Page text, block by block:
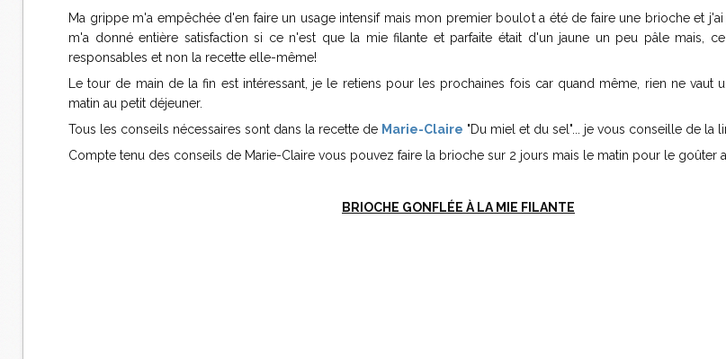
Ma grippe m'a empêchée d'en faire un usage intensif mais mon premier boulot a été de faire une brioche et
m'a donné entière satisfaction si ce n'est que la mie filante et parfaite était d'un jaune un peu pâle mais,
responsables et non la recette elle-même!
Le tour de main de la fin est intéressant, je le retiens pour les prochaines fois car quand même, rien ne vaut
matin au petit déjeuner.
Tous les conseils nécessaires sont dans la recette de Marie-Claire "Du miel et du sel"... je vous conseille de la
Compte tenu des conseils de Marie-Claire vous pouvez faire la brioche sur 2 jours mais le matin pour le goûter
BRIOCHE GONFLÉE À LA MIE FILANTE